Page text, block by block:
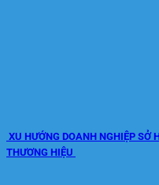
XU HƯỚNG DOANH NGHIỆP
THƯƠNG HIỆU